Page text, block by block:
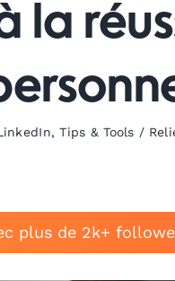
la
,Tips & Tools /
plus de 2k+